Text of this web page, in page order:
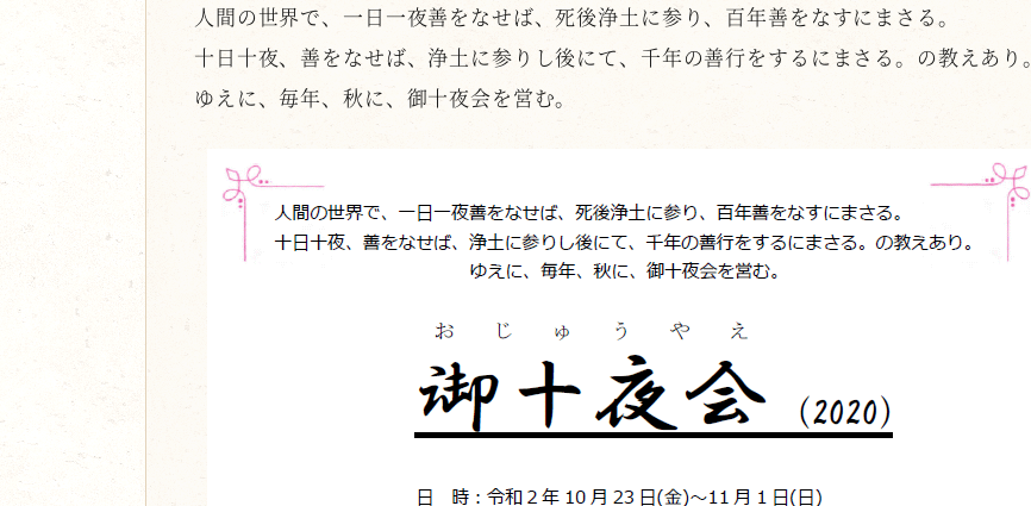
人間の世界で、一日一夜善をなせば、死後浄土に参り、百年善をなすにまさる。
十日十夜、善をなせば、浄土に参りし後にて、千年の善行をするにまさる。の教えあり。
ゆえに、毎年、秋に、御十夜会を営む。